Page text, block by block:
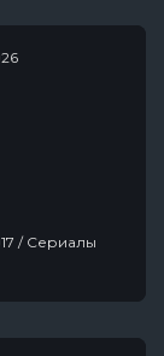
/ Сериалы